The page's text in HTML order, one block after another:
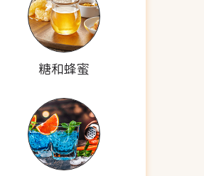
糖和蜂蜜